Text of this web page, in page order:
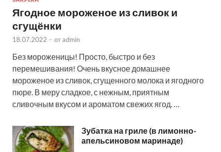
Ягодное мороженое из сливок и
сгущёнки
18.07.2022 - от admin
Без мороженицы! Просто, быстро и без
перемешивания! Очень вкусное домашнее
мороженое из сливок, сгущенного молока и ягодного
пюре. В меру сладкое, с нежным, приятным
сливочным вкусом и ароматом свежих ягод. …
Зубатка на гриле (в лимонно-
апельсиновом маринаде)